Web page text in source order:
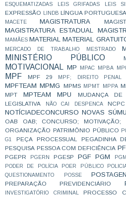
ESQUEMATIZADAS
LEIS GRIFADAS LEIS
EXPRESSÃO
LINDB LÍNGUA PORTUGUESA
MACETE MAGISTRATURA
MAGISTRATURA ESTADUAL
MAMÃES MATERIAL MATERIAL
MERCADO DE TRABALHO MESTRADO
MINISTÉRIO PÚBLICO
MOTIVACIONAL
MP MPAC MPBA
MPF MPF 29 MPF; DIREITO PENAL
MPFTEAM MPMG MPMS MPMT MPPA
MPT
MPTEAM MPU MUDANÇA DE
LEGISLATIVA
NÃO CAI DESPENCA NCPC
NOTÍCIADECONCURSO NOVAS
OAB OAB; CONCURSO; MOTIVAÇÃO;
ORGANIZAÇÃO PATRIMÔNIO PÚBLICO
G1
PEÇA PROCESSUAL PEGADINHA
PESQUISA PESSOA COM DEFICIÊNCIA
PGEPR PGERN PGESP PGF PGM
PODER DE POLÍCIA POER PÚBLICO
QUESTIONAMENTO
POSSE
PREPARAÇÃO PREVIDENCIÁRIO
INVESTIGATÓRIO CRIMINAL
PROCESSO